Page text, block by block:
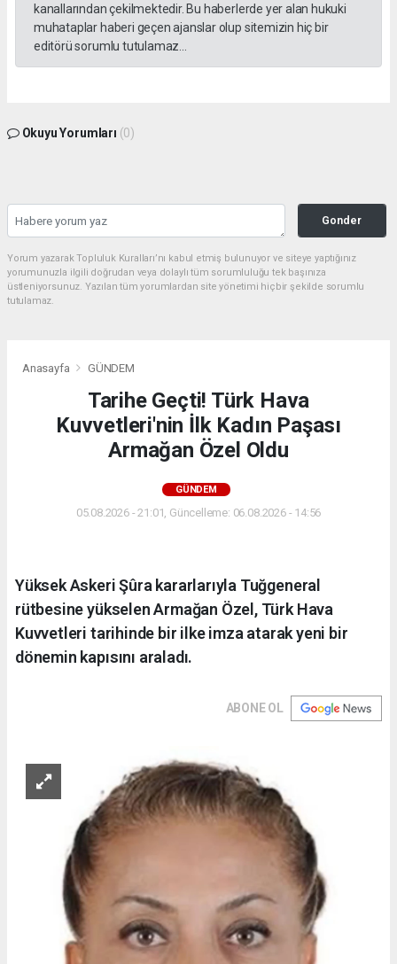
kanallarından çekilmektedir. Bu haberlerde yer alan hukuki
muhataplar haberi geçen ajanslar olup sitemizin hiç bir
editörü sorumlu tutulamaz...
Okuyu Yorumları (0)
Gonder
Yorum yazarak Topluluk Kuralları’nı kabul etmiş bulunuyor ve siteye yaptığınız
yorumunuzla ilgili doğrudan veya dolaylı tüm sorumluluğu tek başınıza
üstleniyorsunuz. Yazılan tüm yorumlardan site yönetimi hiçbir şekilde sorumlu
tutulamaz.
Anasayfa GÜNDEM
Tarihe Geçti! Türk Hava
Kuvvetleri'nin İlk Kadın Paşası
Armağan Özel Oldu
GÜNDEM
05.08.2026 - 21:01, Güncelleme: 06.08.2026 - 14:56
Yüksek Askeri Şûra kararlarıyla Tuğgeneral
rütbesine yükselen Armağan Özel, Türk Hava
Kuvvetleri tarihinde bir ilke imza atarak yeni bir
dönemin kapısını araladı.
ABONE OL